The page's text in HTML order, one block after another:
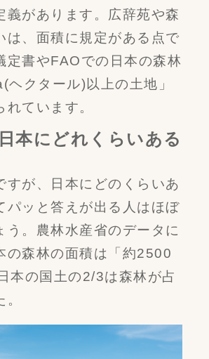
義があります。広辞苑や森
は、面積に規定がある点で
定書やFAOでの日本の森林
ヘクタール)以上の土地」
れています。
本にどれくらいある
すが、日本にどのくらいあ
パッと答えが出る人はほぼ
う。農林水産省のデータに
の森林の面積は「約2500
本の国土の2/3は森林が占